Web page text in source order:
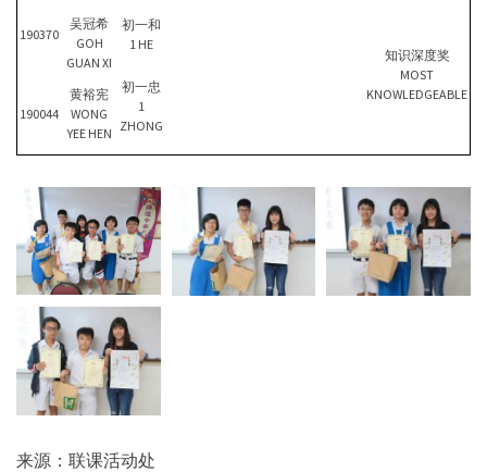
190370
吴冠希
GOH
GUAN XI
初一和
1 HE
知识深度奖
MOST
KNOWLEDGEABLE
190044
黄裕宪
WONG
YEE HEN
初一忠
1
ZHONG
来源：联课活动处